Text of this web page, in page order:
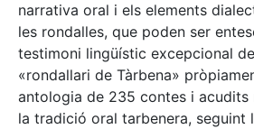
narrativa oral i els elements
les rondalles, que poden ser
testimoni lingüístic excepcional
«rondallari de Tàrbena»
antologia de 235 contes i acudits
la tradició oral tarbenera, seguint